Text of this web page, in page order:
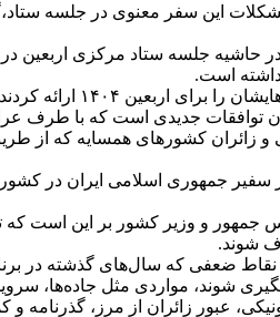
این سفر معنوی در جلسه
در حاشیه جلسه ستاد مرکزی
است.
وی افزود: در
جدیدی است که با طرف
و زائران کشورهای همسایه که از
جمهوری اسلامی ایران در
و وزیر کشور بر این است که
شوند.
ضعفی که سال‌های گذشته در
شوند، مواردی مثل
عبور زائران از مرز،